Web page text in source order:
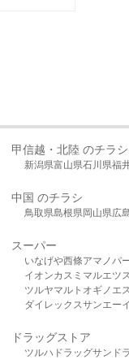
甲信越・北陸 のチラシ
新潟県富山県石川県福
中国 のチラシ
鳥取県島根県岡山県広
スーパー
いなげや西條アマノパ
イオンカスミ マルエツ
ツルヤマルト オギノ エ
ダイレックスサンエー
ドラッグストア
ツルハドラッグサンド